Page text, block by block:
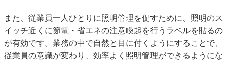
また、従業員一人ひとりに照明管理を促すために、照明のス
イッチ近くに節電・省エネの注意喚起を行うラベルを貼るの
が有効です。業務の中で自然と目に付くようにすることで、
従業員の意識が変わり、効率よく照明管理ができるようにな